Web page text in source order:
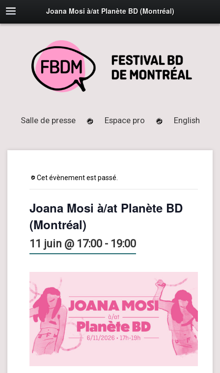
Joana Mosi à/at Planète BD (Montréal)
Salle de presse Espace pro English
Cet évènement est passé.
Joana Mosi à/at Planète BD
(Montréal)
11 juin @ 17:00 - 19:00